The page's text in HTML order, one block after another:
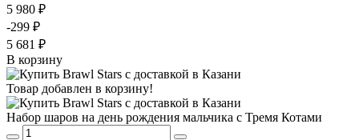
5 980 ₽
-299 ₽
5 681 ₽
В корзину
Товар добавлен в корзину!
Набор шаров на день рождения мальчика с Тремя Котами